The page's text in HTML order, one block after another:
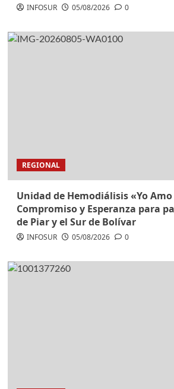
INFOSUR 05/08/2026 0
REGIONAL
Unidad de Hemodiálisis «Yo
Compromiso y Esperanza para
de Piar y el Sur de Bolívar
INFOSUR 05/08/2026 0